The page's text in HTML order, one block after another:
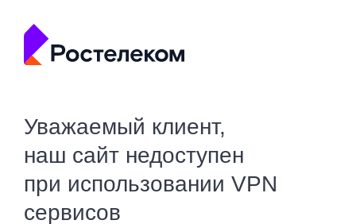
Уважаемый клиент,
наш сайт недоступен
при использовании VPN
сервисов